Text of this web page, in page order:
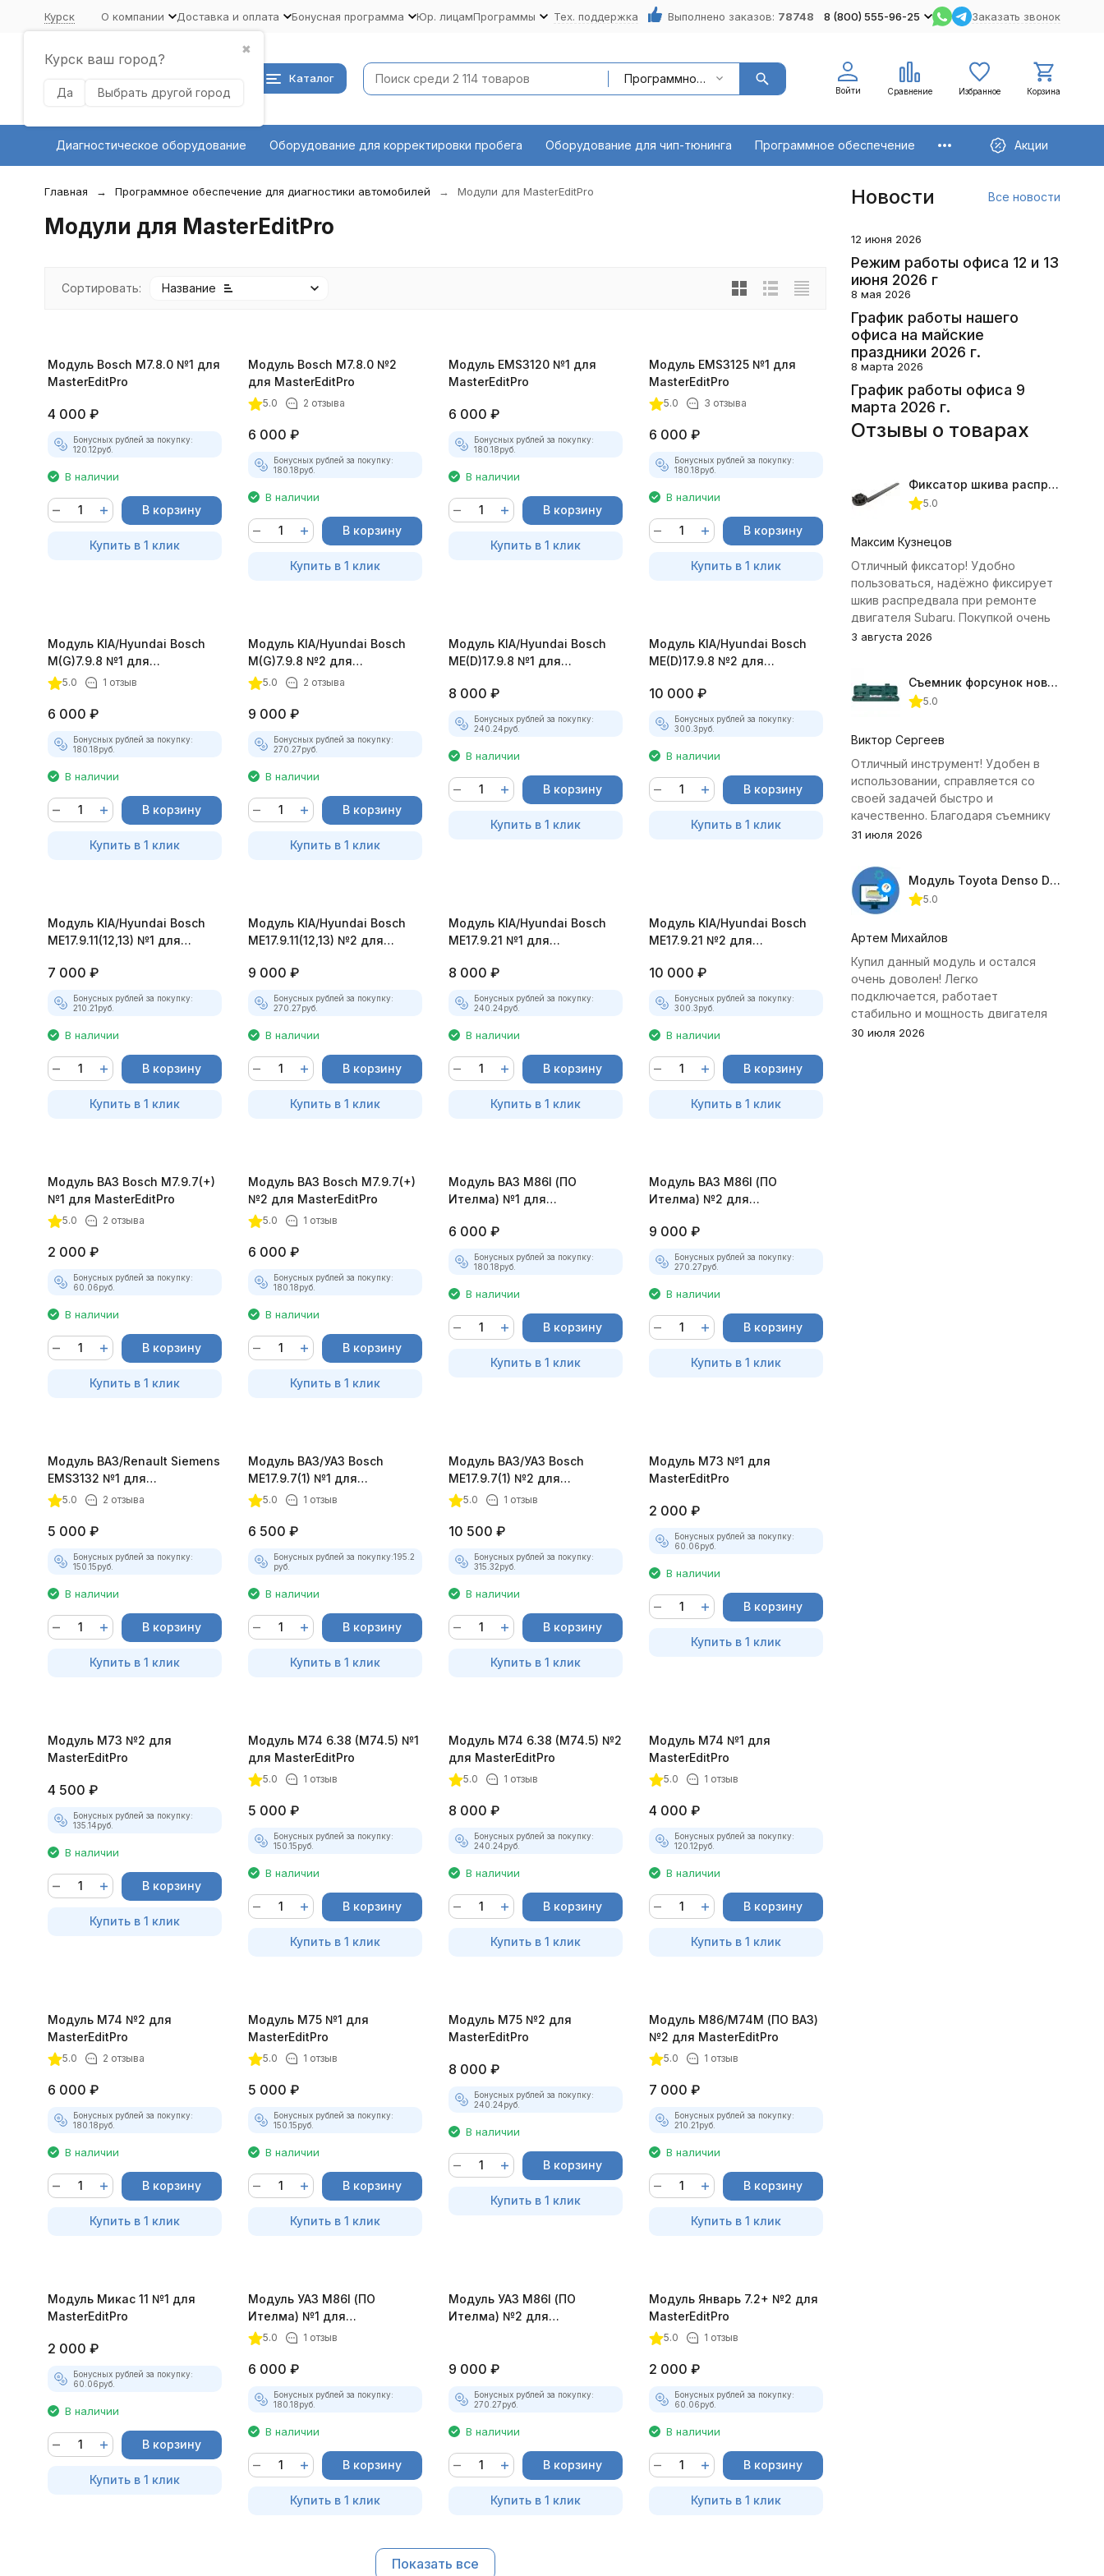
Курск
✖
Курск ваш город?
Да Выбрать другой город
О компании Доставка и оплата Бонусная программа Юр. лицамПрограммы Тех. поддержка Выполнено заказов: 78748 8 (800) 555-96-25 Заказать звонок
Каталог Программное обеспечение
Войти Сравнение Избранное Корзина
Диагностическое оборудование Оборудование для корректировки пробега Оборудование для чип-тюнинга Программное обеспечение Акции
Главная Программное обеспечение для диагностики автомобилей Модули для MasterEditPro
Модули для MasterEditPro
Сортировать: Название
Модуль Bosch M7.8.0 №1 для
MasterEditPro
4 000 ₽
Бонусных рублей за покупку:
120.12руб.
В наличии
В корзину
Купить в 1 клик
Модуль Bosch M7.8.0 №2
для MasterEditPro
5.0 2 отзыва
6 000 ₽
Бонусных рублей за покупку:
180.18руб.
В наличии
В корзину
Купить в 1 клик
Модуль EMS3120 №1 для
MasterEditPro
6 000 ₽
Бонусных рублей за покупку:
180.18руб.
В наличии
В корзину
Купить в 1 клик
Модуль EMS3125 №1 для
MasterEditPro
5.0 3 отзыва
6 000 ₽
Бонусных рублей за покупку:
180.18руб.
В наличии
В корзину
Купить в 1 клик
Модуль KIA/Hyundai Bosch
M(G)7.9.8 №1 для
MasterEditPro
5.0 1 отзыв
6 000 ₽
Бонусных рублей за покупку:
180.18руб.
В наличии
В корзину
Купить в 1 клик
Модуль KIA/Hyundai Bosch
M(G)7.9.8 №2 для
MasterEditPro
5.0 2 отзыва
9 000 ₽
Бонусных рублей за покупку:
270.27руб.
В наличии
В корзину
Купить в 1 клик
Модуль ​KIA/Hyundai Bosch
ME(D)17.9.8​ №1 для
8 000 ₽
Бонусных рублей за покупку:
240.24руб.
В наличии
В корзину
Купить в 1 клик
Модуль ​KIA/Hyundai Bosch
ME(D)17.9.8​ №2 для
10 000 ₽
Бонусных рублей за покупку:
300.3руб.
В наличии
В корзину
Купить в 1 клик
Модуль KIA/Hyundai Bosch
ME17.9.11(12,13) №1 для
7 000 ₽
Бонусных рублей за покупку:
210.21руб.
В наличии
В корзину
Купить в 1 клик
Модуль KIA/Hyundai Bosch
ME17.9.11(12,13) №2 для
9 000 ₽
Бонусных рублей за покупку:
270.27руб.
В наличии
В корзину
Купить в 1 клик
Модуль ​KIA/Hyundai Bosch
ME17.9.21 №1 для
8 000 ₽
Бонусных рублей за покупку:
240.24руб.
В наличии
В корзину
Купить в 1 клик
Модуль ​KIA/Hyundai Bosch
ME17.9.21 №2 для
10 000 ₽
Бонусных рублей за покупку:
300.3руб.
В наличии
В корзину
Купить в 1 клик
Модуль ВАЗ Bosch M7.9.7(+)
№1 для MasterEditPro
5.0 2 отзыва
2 000 ₽
Бонусных рублей за покупку:
60.06руб.
В наличии
В корзину
Купить в 1 клик
Модуль ВАЗ Bosch M7.9.7(+)
№2 для MasterEditPro
5.0 1 отзыв
6 000 ₽
Бонусных рублей за покупку:
180.18руб.
В наличии
В корзину
Купить в 1 клик
Модуль ВАЗ М86I (ПО
Ителма) №1 для
6 000 ₽
Бонусных рублей за покупку:
180.18руб.
В наличии
В корзину
Купить в 1 клик
Модуль ВАЗ М86I (ПО
Ителма) №2 для
9 000 ₽
Бонусных рублей за покупку:
270.27руб.
В наличии
В корзину
Купить в 1 клик
Модуль ВАЗ/Renault Siemens
EMS3132 №1 для
MasterEditPro
5.0 2 отзыва
5 000 ₽
Бонусных рублей за покупку:
150.15руб.
В наличии
В корзину
Купить в 1 клик
Модуль ВАЗ/УАЗ Bosch
ME17.9.7(1) №1 для
MasterEditPro
5.0 1 отзыв
6 500 ₽
Бонусных рублей за покупку:195.2
руб.
В наличии
В корзину
Купить в 1 клик
Модуль ВАЗ/УАЗ Bosch
ME17.9.7(1) №2 для
MasterEditPro
5.0 1 отзыв
10 500 ₽
Бонусных рублей за покупку:
315.32руб.
В наличии
В корзину
Купить в 1 клик
Модуль М73 №1 для
MasterEditPro
2 000 ₽
Бонусных рублей за покупку:
60.06руб.
В наличии
В корзину
Купить в 1 клик
Модуль М73 №2 для
MasterEditPro
4 500 ₽
Бонусных рублей за покупку:
135.14руб.
В наличии
В корзину
Купить в 1 клик
Модуль М74 6.38 (M74.5) №1
для MasterEditPro
5.0 1 отзыв
5 000 ₽
Бонусных рублей за покупку:
150.15руб.
В наличии
В корзину
Купить в 1 клик
Модуль М74 6.38 (M74.5) №2
для MasterEditPro
5.0 1 отзыв
8 000 ₽
Бонусных рублей за покупку:
240.24руб.
В наличии
В корзину
Купить в 1 клик
Модуль М74 №1 для
MasterEditPro
5.0 1 отзыв
4 000 ₽
Бонусных рублей за покупку:
120.12руб.
В наличии
В корзину
Купить в 1 клик
Модуль М74 №2 для
MasterEditPro
5.0 2 отзыва
6 000 ₽
Бонусных рублей за покупку:
180.18руб.
В наличии
В корзину
Купить в 1 клик
Модуль М75 №1 для
MasterEditPro
5.0 1 отзыв
5 000 ₽
Бонусных рублей за покупку:
150.15руб.
В наличии
В корзину
Купить в 1 клик
Модуль М75 №2 для
MasterEditPro
8 000 ₽
Бонусных рублей за покупку:
240.24руб.
В наличии
В корзину
Купить в 1 клик
Модуль М86/M74M (ПО ВАЗ)
№2 для MasterEditPro
5.0 1 отзыв
7 000 ₽
Бонусных рублей за покупку:
210.21руб.
В наличии
В корзину
Купить в 1 клик
Модуль Микас 11 №1 для
MasterEditPro
2 000 ₽
Бонусных рублей за покупку:
60.06руб.
В наличии
В корзину
Купить в 1 клик
Модуль УАЗ М86I (ПО
Ителма) №1 для
MasterEditPro
5.0 1 отзыв
6 000 ₽
Бонусных рублей за покупку:
180.18руб.
В наличии
В корзину
Купить в 1 клик
Модуль УАЗ М86I (ПО
Ителма) №2 для
9 000 ₽
Бонусных рублей за покупку:
270.27руб.
В наличии
В корзину
Купить в 1 клик
Модуль Январь 7.2+ №2 для
MasterEditPro
5.0 1 отзыв
2 000 ₽
Бонусных рублей за покупку:
60.06руб.
В наличии
В корзину
Купить в 1 клик
Показать все
Новости Все новости
12 июня 2026
Режим работы офиса 12 и 13
июня 2026 г
8 мая 2026
График работы нашего
офиса на майские
праздники 2026 г.
8 марта 2026
График работы офиса 9
марта 2026 г.
Отзывы о товарах
Фиксатор шкива распредвала (Subaru) JTC-4409
5.0
Максим Кузнецов
Отличный фиксатор! Удобно
пользоваться, надёжно фиксирует
шкив распредвала при ремонте
двигателя Subaru. Покупкой очень
доволен.
3 августа 2026
Съемник форсунок новых дизельных двигателей Jonnesway
5.0
Виктор Сергеев
Отличный инструмент! Удобен в
использовании, справляется со
своей задачей быстро и
качественно. Благодаря съемнику
удалось избежать лишних хлопот с
цилиндров.
31 июля 2026
Модуль Toyota Denso Diesel 2.8D для ChipTuningPRO
5.0
Артем Михайлов
Купил данный модуль и остался
очень доволен! Легко
подключается, работает
стабильно и мощность двигателя
заметно увеличилась. Рекомендую
30 июля 2026